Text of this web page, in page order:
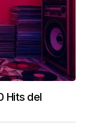
Hits del